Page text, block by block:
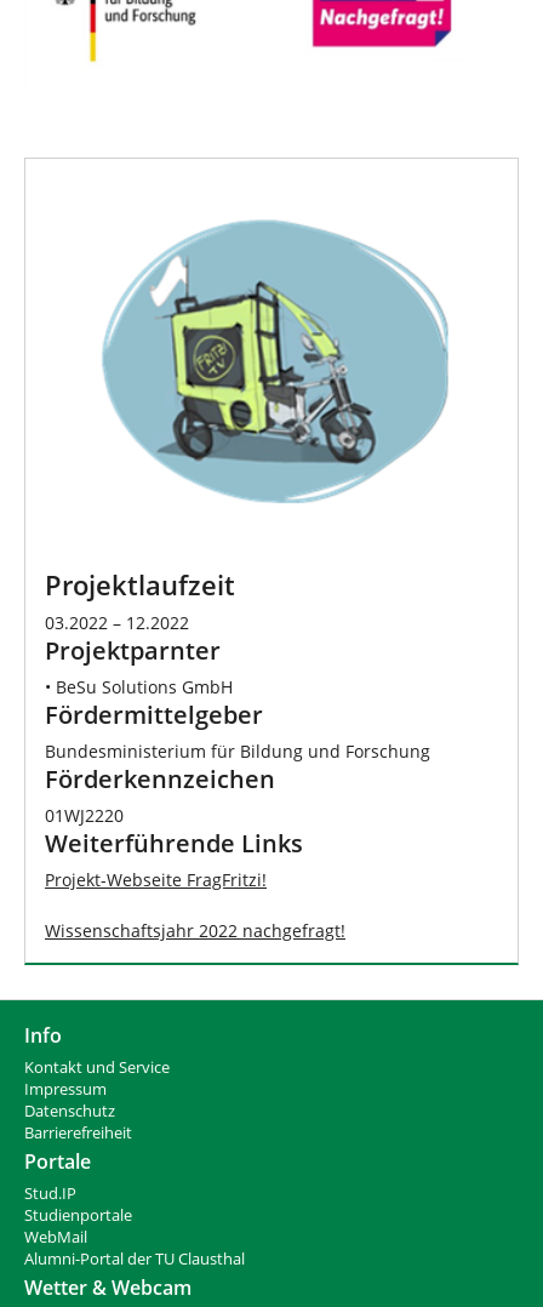
Projektlaufzeit
03.2022 – 12.2022
Projektparnter
• BeSu Solutions GmbH
Fördermittelgeber
Bundesministerium für Bildung und Forschung
Förderkennzeichen
01WJ2220
Weiterführende Links
Projekt-Webseite FragFritzi!
Wissenschaftsjahr 2022 nachgefragt!
Info
Kontakt und Service
Impressum
Datenschutz
Barrierefreiheit
Portale
Stud.IP
Studienportale
WebMail
Alumni-Portal der TU Clausthal
Wetter & Webcam